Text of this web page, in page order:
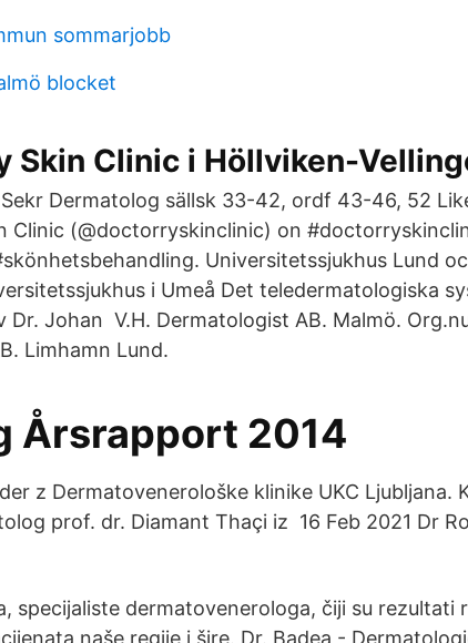
sommarjobb
blocket
Skin Clinic i Höllviken-
Dermatolog sällsk 33-42, ordf 43-46, 52
Clinic (@doctorryskinclinic) on
Universitetssjukhus Lund
i Umeå Det teledermatologiska
Dr. Johan V.H. Dermatologist AB. Malmö.
Limhamn Lund.
Årsrapport 2014
z Dermatovenerološke klinike UKC Ljubljana.
prof. dr. Diamant Thaçi iz 16 Feb 2021 Dr
specijaliste dermatovenerologa, čiji su rezultati
naše regije i šire. Dr. Badea -